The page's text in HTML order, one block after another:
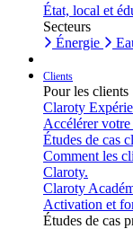
État, local et
Secteurs
Énergie
Clients
Pour les clients
Claroty
Accélérer
Études de cas
Comment les
Claroty.
Claroty
Activation et
Études de cas